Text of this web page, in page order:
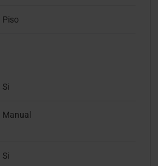
Piso
Si
Manual
Si